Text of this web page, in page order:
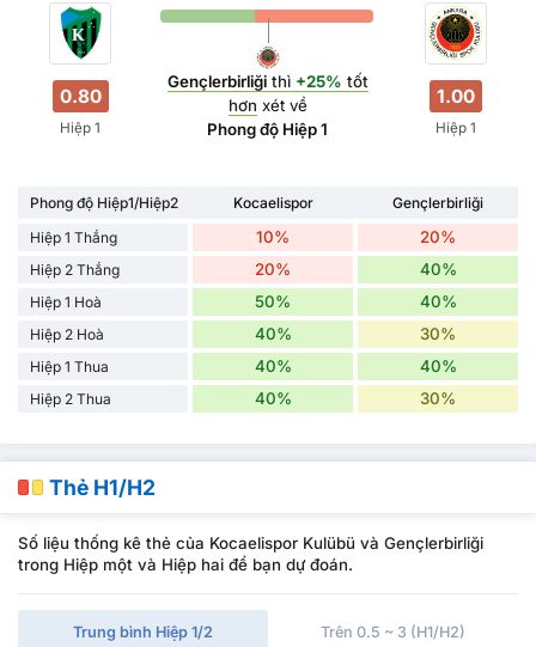
0.80
Hiệp 1
Gençlerbirliğithì +25% tốt
hơn xét về
Phong độ Hiệp 1
1.00
Hiệp 1
Phong độ Hiệp1/Hiệp2 Kocaelispor
Gençlerbirliği
Hiệp 1 Thắng
10% 20%
Hiệp 2 Thắng 20% 40%
Hiệp 1 Hoà 50% 40%
Hiệp 2 Hoà 40% 30%
Hiệp 1 Thua 40% 40%
Hiệp 2 Thua 40% 30%
Thẻ H1/H2
Số liệu thống kê thẻ của Kocaelispor Kulübü và Gençlerbirliği
trong Hiệp một và Hiệp hai để bạn dự đoán.
Trung bình Hiệp 1/2 Trên 0.5 ~ 3 (H1/H2)